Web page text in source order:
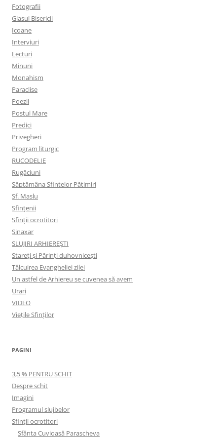
Fotografii
Glasul Bisericii
Icoane
Interviuri
Lecturi
Minuni
Monahism
Paraclise
Poezii
Postul Mare
Predici
Privegheri
Program liturgic
RUCODELIE
Rugăciuni
Săptămâna Sfintelor Pătimiri
Sf. Maslu
Sfințenii
Sfinții ocrotitori
Sinaxar
SLUJIRI ARHIEREȘTI
Stareți și Părinți duhovnicești
Tâlcuirea Evangheliei zilei
Un astfel de Arhiereu se cuvenea să avem
Urari
VIDEO
Viețile Sfinților
PAGINI
3,5 % PENTRU SCHIT
Despre schit
Imagini
Programul slujbelor
Sfinţii ocrotitori
Sfânta Cuvioasă Parascheva